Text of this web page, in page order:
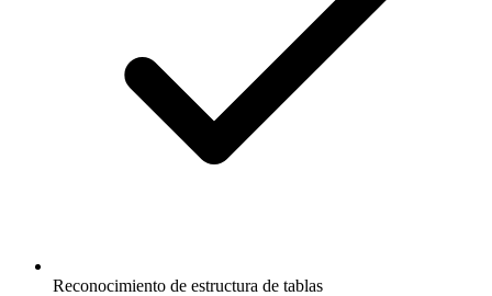
Reconocimiento de estructura de tablas